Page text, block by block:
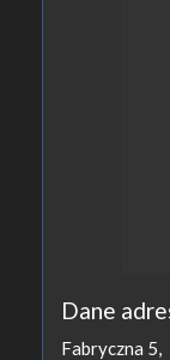
Dane
Fabryczna 5,